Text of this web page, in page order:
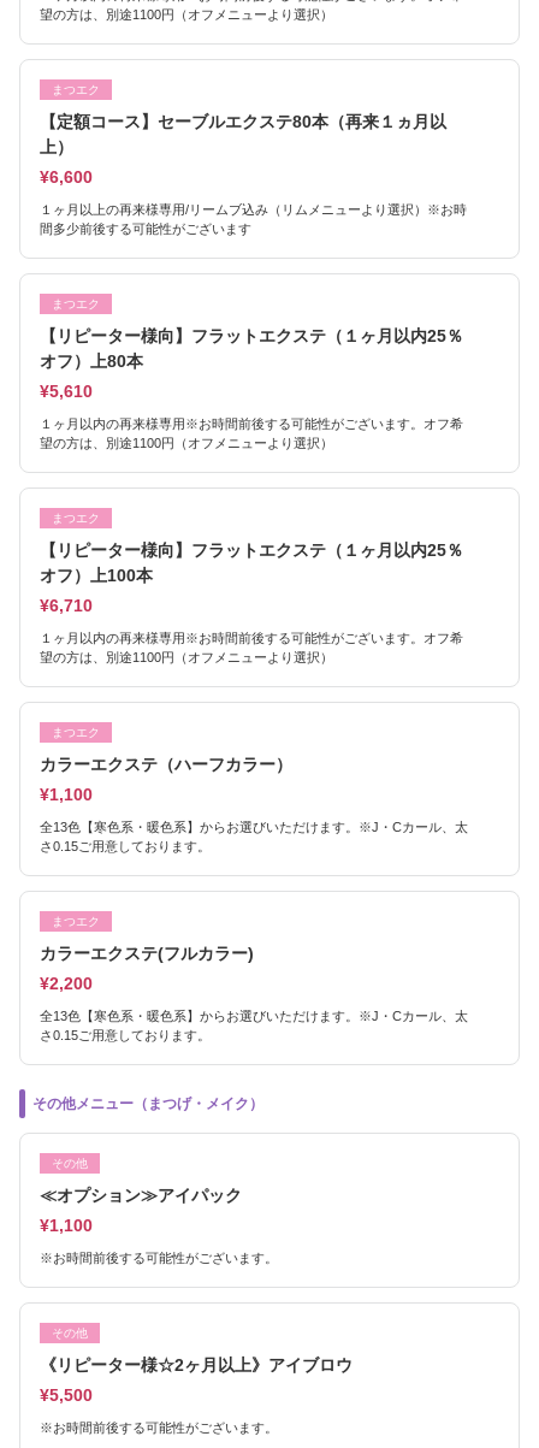
望の方は、別途1100円（オフメニューより選択）
まつエク
【定額コース】セーブルエクステ80本（再来１ヵ月以
上）
¥6,600
１ヶ月以上の再来様専用/リームブ込み（リムメニューより選択）※お時
間多少前後する可能性がございます
まつエク
【リピーター様向】フラットエクステ（１ヶ月以内25％
オフ）上80本
¥5,610
１ヶ月以内の再来様専用※お時間前後する可能性がございます。オフ希
望の方は、別途1100円（オフメニューより選択）
まつエク
【リピーター様向】フラットエクステ（１ヶ月以内25％
オフ）上100本
¥6,710
１ヶ月以内の再来様専用※お時間前後する可能性がございます。オフ希
望の方は、別途1100円（オフメニューより選択）
まつエク
カラーエクステ（ハーフカラー）
¥1,100
全13色【寒色系・暖色系】からお選びいただけます。※J・Cカール、太
さ0.15ご用意しております。
まつエク
カラーエクステ(フルカラー)
¥2,200
全13色【寒色系・暖色系】からお選びいただけます。※J・Cカール、太
さ0.15ご用意しております。
その他メニュー（まつげ・メイク）
その他
≪オプション≫アイパック
¥1,100
※お時間前後する可能性がございます。
その他
《リピーター様☆2ヶ月以上》アイブロウ
¥5,500
※お時間前後する可能性がございます。